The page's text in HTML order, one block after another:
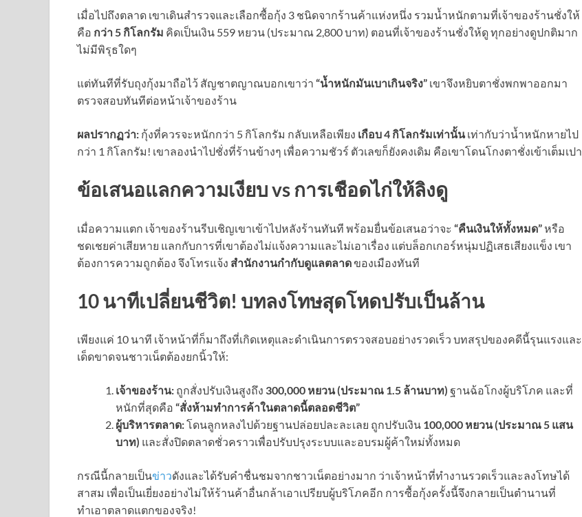
เมื่อไปถึงตลาด เขาเดินสำรวจและเลือกซื้อกุ้ง 3 ชนิดจากร้านค้าแห่งหนึ่ง รวมน้ำหนักตามที่เจ้าของร้านชั่งให้
คือ กว่า 5 กิโลกรัม คิดเป็นเงิน 559 หยวน (ประมาณ 2,800 บาท) ตอนที่เจ้าของร้านชั่งให้ดู ทุกอย่างดูปกติมาก
ไม่มีพิรุธใดๆ
แต่ทันทีที่รับถุงกุ้งมาถือไว้ สัญชาตญาณบอกเขาว่า “น้ำหนักมันเบาเกินจริง” เขาจึงหยิบตาชั่งพกพาออกมา
ตรวจสอบทันทีต่อหน้าเจ้าของร้าน
ผลปรากฏว่า: กุ้งที่ควรจะหนักกว่า 5 กิโลกรัม กลับเหลือเพียง เกือบ 4 กิโลกรัมเท่านั้นเท่ากับว่าน้ำหนักหายไป
กว่า 1 กิโลกรัม! เขาลองนำไปชั่งที่ร้านข้างๆ เพื่อความชัวร์ ตัวเลขก็ยังคงเดิม คือเขาโดนโกงตาชั่งเข้าเต็มเปา
ข้อเสนอแลกความเงียบ vs การเชือดไก่ให้ลิงดู
เมื่อความแตก เจ้าของร้านรีบเชิญเขาเข้าไปหลังร้านทันที พร้อมยื่นข้อเสนอว่าจะ “คืนเงินให้ทั้งหมด”หรือ
ชดเชยค่าเสียหาย แลกกับการที่เขาต้องไม่แจ้งความและไม่เอาเรื่อง แต่บล็อกเกอร์หนุ่มปฏิเสธเสียงแข็ง เขา
ต้องการความถูกต้อง จึงโทรแจ้ง สำนักงานกำกับดูแลตลาดของเมืองทันที
10 นาทีเปลี่ยนชีวิต! บทลงโทษสุดโหดปรับเป็นล้าน
เพียงแค่ 10 นาที เจ้าหน้าที่ก็มาถึงที่เกิดเหตุและดำเนินการตรวจสอบอย่างรวดเร็ว บทสรุปของคดีนี้รุนแรงและ
เด็ดขาดจนชาวเน็ตต้องยกนิ้วให้:
เจ้าของร้าน: ถูกสั่งปรับเงินสูงถึง 300,000 หยวน (ประมาณ 1.5 ล้านบาท) ฐานฉ้อโกงผู้บริโภค และที่
หนักที่สุดคือ “สั่งห้ามทำการค้าในตลาดนี้ตลอดชีวิต”
ผู้บริหารตลาด:โดนลูกหลงไปด้วยฐานปล่อยปละละเลย ถูกปรับเงิน 100,000 หยวน (ประมาณ 5 แสน
บาท) และสั่งปิดตลาดชั่วคราวเพื่อปรับปรุงระบบและอบรมผู้ค้าใหม่ทั้งหมด
กรณีนี้กลายเป็นข่าวดังและได้รับคำชื่นชมจากชาวเน็ตอย่างมาก ว่าเจ้าหน้าที่ทำงานรวดเร็วและลงโทษได้
สาสม เพื่อเป็นเยี่ยงอย่างไม่ให้ร้านค้าอื่นกล้าเอาเปรียบผู้บริโภคอีก การซื้อกุ้งครั้งนี้จึงกลายเป็นตำนานที่
ทำเอาตลาดแตกของจริง!